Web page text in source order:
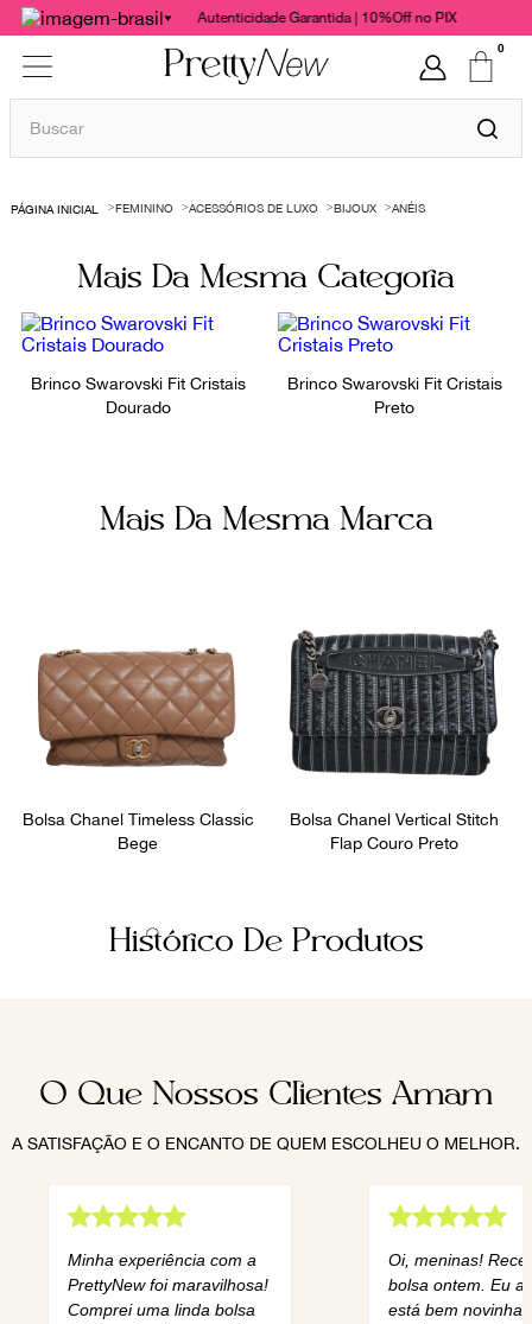
Autenticidade Garantida | 10%Off no PIX
0
Buscar
FEMININO ACESSÓRIOS DE LUXO BIJOUX ANÉIS
Mais Da Mesma Categoria
Brinco Swarovski Fit Cristais
Dourado
Brinco Swarovski Fit Cristais
Preto
Mais Da Mesma Marca
Bolsa Chanel Timeless Classic
Bege
Bolsa Chanel Vertical Stitch
Flap Couro Preto
Histórico De Produtos
O Que Nossos Clientes Amam
A SATISFAÇÃO E O ENCANTO DE QUEM ESCOLHEU O MELHOR.
Minha experiência com a
PrettyNew foi maravilhosa!
Comprei uma linda bolsa
Oi, meninas!
bolsa ontem. Eu
está bem novinha,
1º
bolsas
cris barros
4º
valentino
paula raia
vestido